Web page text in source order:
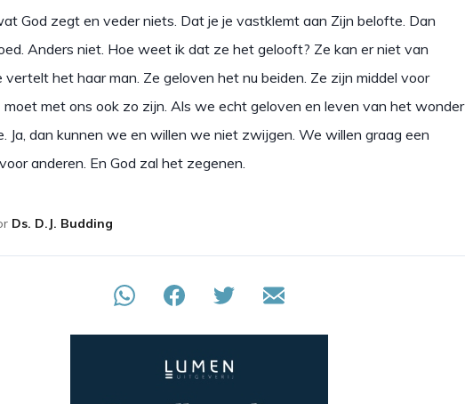
God zegt en veder niets. Dat je je vastklemt aan Zijn belofte. Dan
Anders niet. Hoe weet ik dat ze het gelooft? Ze kan er niet van
vertelt het haar man. Ze geloven het nu beiden. Ze zijn middel voor
met ons ook zo zijn. Als we echt geloven en leven van het wonder
Ja, dan kunnen we en willen we niet zwijgen. We willen graag een
anderen. En God zal het zegenen.
Ds. D.J. Budding